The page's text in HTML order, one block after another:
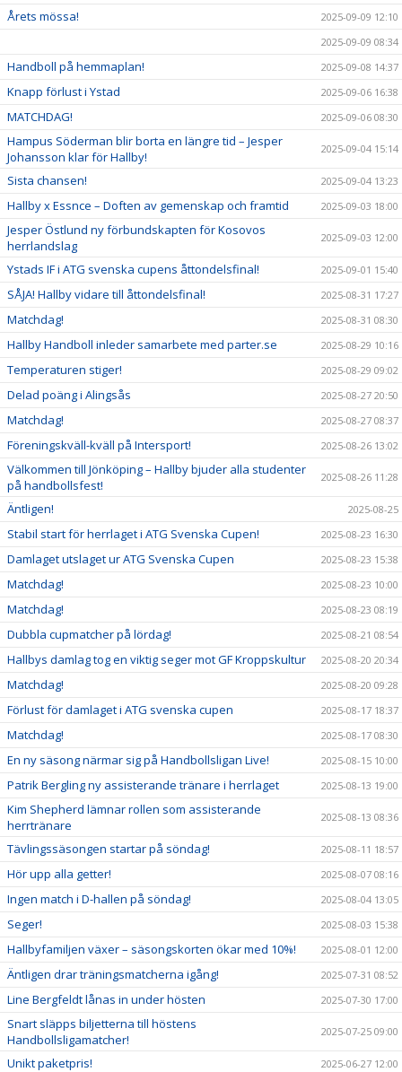
Årets mössa!
2025-09-09 12:10
2025-09-09 08:34
Handboll på hemmaplan! 2025-09-08 14:37
Knapp förlust i Ystad 2025-09-06 16:38
MATCHDAG! 2025-09-06 08:30
Hampus Söderman blir borta en längre tid – Jesper
Johansson klar för Hallby!
2025-09-04 15:14
Sista chansen! 2025-09-04 13:23
Hallby x Essnce – Doften av gemenskap och framtid 2025-09-03 18:00
Jesper Östlund ny förbundskapten för Kosovos
herrlandslag
2025-09-03 12:00
Ystads IF i ATG svenska cupens åttondelsfinal! 2025-09-01 15:40
SÅJA! Hallby vidare till åttondelsfinal! 2025-08-31 17:27
Matchdag! 2025-08-31 08:30
Hallby Handboll inleder samarbete med parter.se 2025-08-29 10:16
Temperaturen stiger! 2025-08-29 09:02
Delad poäng i Alingsås 2025-08-27 20:50
Matchdag! 2025-08-27 08:37
Föreningskväll-kväll på Intersport! 2025-08-26 13:02
Välkommen till Jönköping – Hallby bjuder alla studenter
på handbollsfest!
2025-08-26 11:28
Äntligen! 2025-08-25
Stabil start för herrlaget i ATG Svenska Cupen! 2025-08-23 16:30
Damlaget utslaget ur ATG Svenska Cupen 2025-08-23 15:38
Matchdag! 2025-08-23 10:00
Matchdag! 2025-08-23 08:19
Dubbla cupmatcher på lördag! 2025-08-21 08:54
Hallbys damlag tog en viktig seger mot GF Kroppskultur 2025-08-20 20:34
Matchdag! 2025-08-20 09:28
Förlust för damlaget i ATG svenska cupen 2025-08-17 18:37
Matchdag! 2025-08-17 08:30
En ny säsong närmar sig på Handbollsligan Live! 2025-08-15 10:00
Patrik Bergling ny assisterande tränare i herrlaget 2025-08-13 19:00
Kim Shepherd lämnar rollen som assisterande
herrtränare
2025-08-13 08:36
Tävlingssäsongen startar på söndag! 2025-08-11 18:57
Hör upp alla getter! 2025-08-07 08:16
Ingen match i D-hallen på söndag! 2025-08-04 13:05
Seger! 2025-08-03 15:38
Hallbyfamiljen växer – säsongskorten ökar med 10%! 2025-08-01 12:00
Äntligen drar träningsmatcherna igång! 2025-07-31 08:52
Line Bergfeldt lånas in under hösten 2025-07-30 17:00
Snart släpps biljetterna till höstens
Handbollsligamatcher!
2025-07-25 09:00
Unikt paketpris! 2025-06-27 12:00